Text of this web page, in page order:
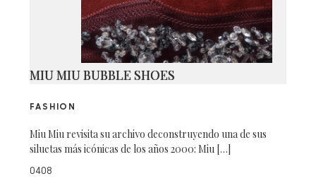
MIU MIU BUBBLE SHOES
FASHION
Miu Miu revisita su archivo deconstruyendo una de sus
siluetas más icónicas de los años 2000: Miu […]
0408